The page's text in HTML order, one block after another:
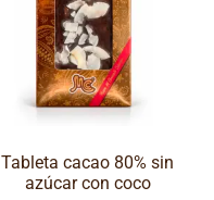
Tableta cacao 80% sin
azúcar con coco